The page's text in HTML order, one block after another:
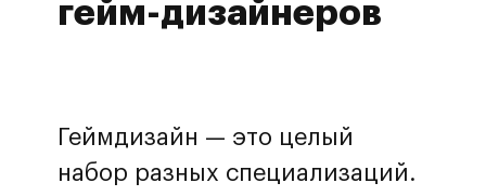
гейм-дизайнеров
Геймдизайн — это целый
набор разных специализаций.